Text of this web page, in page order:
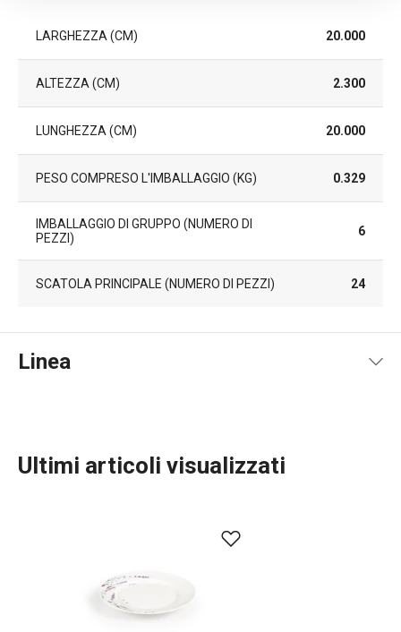
LARGHEZZA (CM) 20.000
ALTEZZA (CM) 2.300
LUNGHEZZA (CM) 20.000
PESO COMPRESO L'IMBALLAGGIO (KG) 0.329
IMBALLAGGIO DI GRUPPO (NUMERO DI
PEZZI)
6
SCATOLA PRINCIPALE (NUMERO DI PEZZI) 24
Linea
Ultimi articoli visualizzati